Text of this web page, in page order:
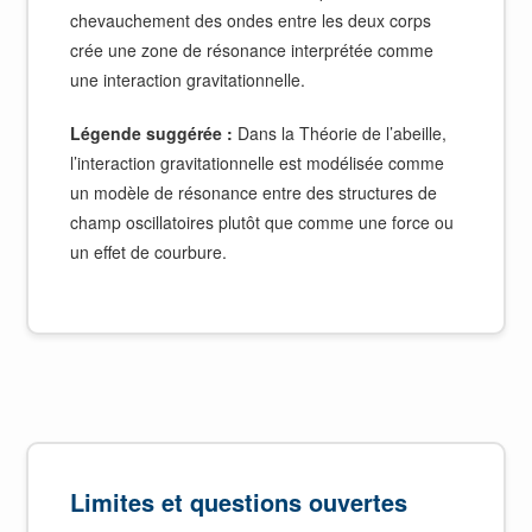
chevauchement des ondes entre les deux corps
crée une zone de résonance interprétée comme
une interaction gravitationnelle.
Légende suggérée : Dans la Théorie de l’abeille,
l’interaction gravitationnelle est modélisée comme
un modèle de résonance entre des structures de
champ oscillatoires plutôt que comme une force ou
un effet de courbure.
Limites et questions ouvertes